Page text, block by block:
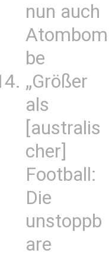
nun auch
Atombom
be
„Größer
als
[australis
cher]
Football:
Die
unstoppb
are